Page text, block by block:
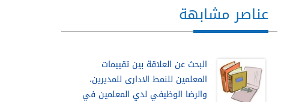
عناصر مشابهة
البحث عن العلاقة بين تقييمات
المعلمين للنمط الادارى للمديرين،
والرضا الوظيفي لدي المعلمين في